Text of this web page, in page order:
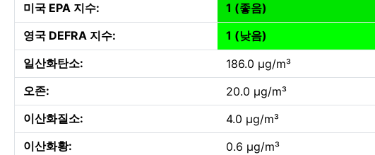
미국 EPA 지수:
1 (좋음)
영국 DEFRA 지수:
1 (낮음)
일산화탄소:
186.0 µg/m³
오존:
20.0 µg/m³
이산화질소:
4.0 µg/m³
이산화황:
0.6 µg/m³